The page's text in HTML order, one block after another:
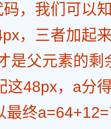
码，我们可以
，三者加起
是父元素的
这48px，a分
最终